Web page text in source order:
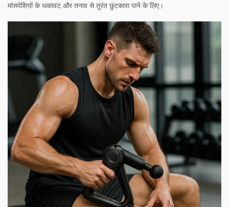
मांसपेशियों के थकावट और तनाव से तुरंत छुटकारा पाने के लिए।